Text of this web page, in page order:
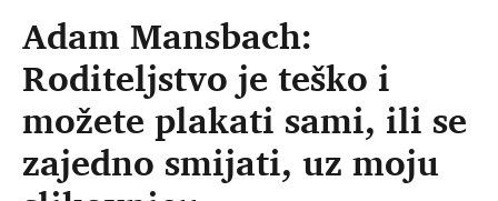
Adam Mansbach:
Roditeljstvo je teško i
možete plakati sami, ili se
zajedno smijati, uz moju